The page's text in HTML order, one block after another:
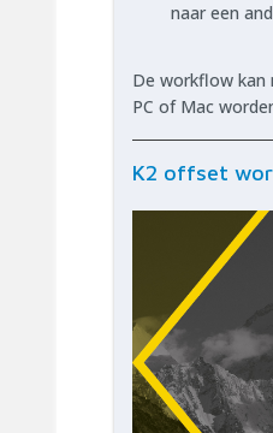
naar een
De workflow kan
PC of Mac
K2 offset